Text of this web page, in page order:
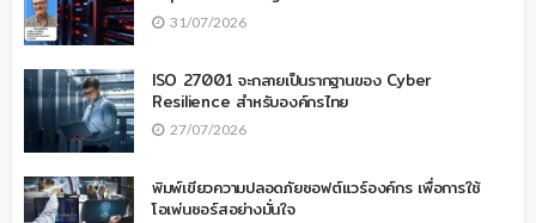
31/07/2026
ISO 27001 จะกลายเป็นรากฐานของ Cyber
Resilience สำหรับองค์กรไทย
27/07/2026
พิมพ์เขียวความปลอดภัยซอฟต์แวร์องค์กร เพื่อการใช้
โอเพ่นซอร์สอย่างมั่นใจ